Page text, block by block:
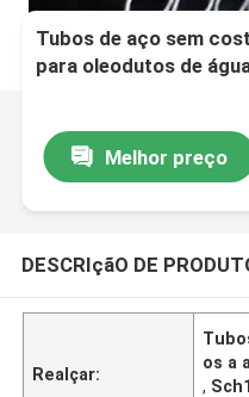
Tubos de aço sem
para oleodutos de
Melhor preço
DESCRIçãO DE
Realçar:
os a
,